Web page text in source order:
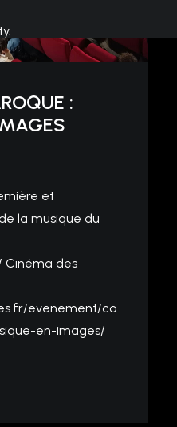
:
et
la musique du
Cinéma des
evenement/co
en-images/